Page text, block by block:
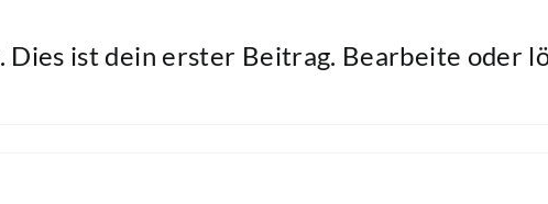
. Dies ist dein erster Beitrag. Bearbeite oder